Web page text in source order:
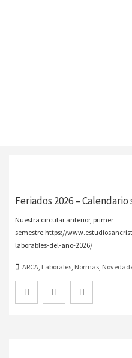
Feriados 2026 –
Nuestra circular anterior, primer
semestre:https://
laborables-del-ano-2026/
ARCA, Laborales, Normas,